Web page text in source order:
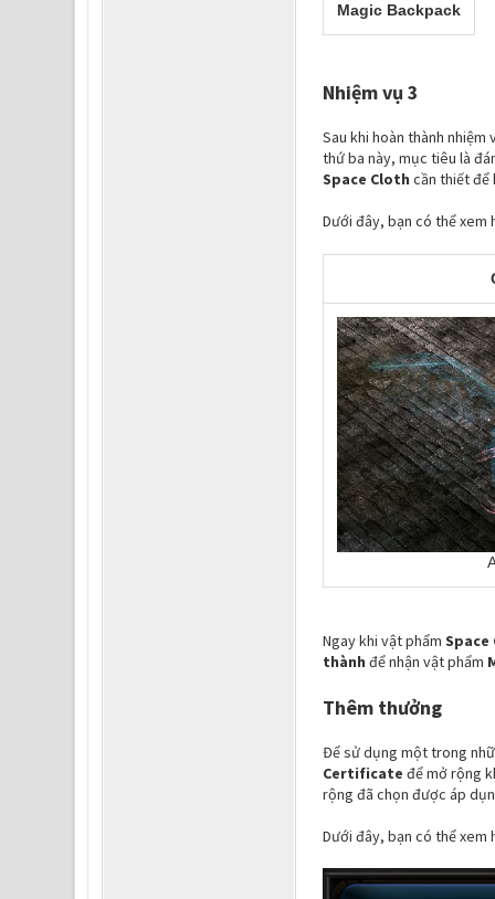
Magic Backpack
Nhiệm vụ 3
Sau khi hoàn thành
thứ ba này, mục tiêu là
Space Cloth cần thiết để
Dưới đây, bạn có thể xem
Ngay khi vật phẩm Space
thành để nhận vật phẩm
Thêm thưởng
Để sử dụng một trong
Certificate để mở rộng
rộng đã chọn được áp
Dưới đây, bạn có thể xem